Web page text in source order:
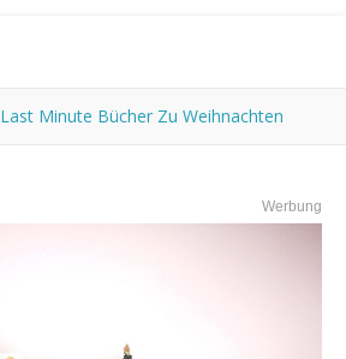
Last Minute Bücher Zu Weihnachten
Werbung